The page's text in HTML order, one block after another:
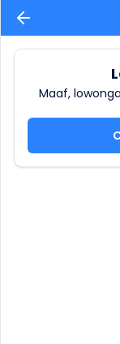
Maaf,